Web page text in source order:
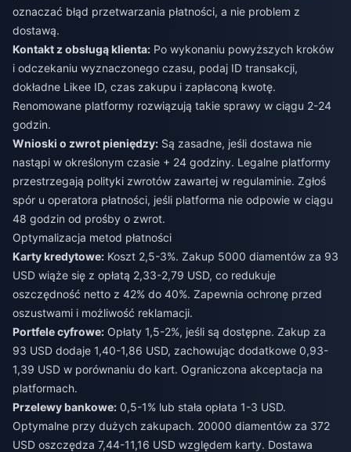
oznaczać błąd przetwarzania płatności, a nie problem z
dostawą.
Kontakt z obsługą klienta: Po wykonaniu powyższych kroków
i odczekaniu wyznaczonego czasu, podaj ID transakcji,
dokładne Likee ID, czas zakupu i zapłaconą kwotę.
Renomowane platformy rozwiązują takie sprawy w ciągu 2-24
godzin.
Wnioski o zwrot pieniędzy: Są zasadne, jeśli dostawa nie
nastąpi w określonym czasie + 24 godziny. Legalne platformy
przestrzegają polityki zwrotów zawartej w regulaminie. Zgłoś
spór u operatora płatności, jeśli platforma nie odpowie w ciągu
48 godzin od prośby o zwrot.
Optymalizacja metod płatności
Karty kredytowe: Koszt 2,5-3%. Zakup 5000 diamentów za 93
USD wiąże się z opłatą 2,33-2,79 USD, co redukuje
oszczędność netto z 42% do 40%. Zapewnia ochronę przed
oszustwami i możliwość reklamacji.
Portfele cyfrowe: Opłaty 1,5-2%, jeśli są dostępne. Zakup za
93 USD dodaje 1,40-1,86 USD, zachowując dodatkowe 0,93-
1,39 USD w porównaniu do kart. Ograniczona akceptacja na
platformach.
Przelewy bankowe: 0,5-1% lub stała opłata 1-3 USD.
Optymalne przy dużych zakupach. 20000 diamentów za 372
USD oszczędza 7,44-11,16 USD względem karty. Dostawa